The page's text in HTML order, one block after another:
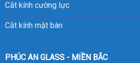
Cắt kính cường lực
Cắt kính mặt bàn
PHÚC AN GLASS - MIỀN BẮC